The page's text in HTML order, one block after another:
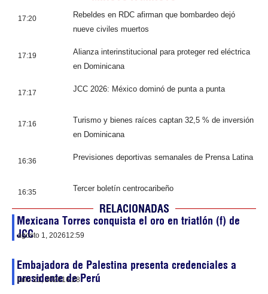
17:20
Rebeldes en RDC afirman que bombardeo dejó
nueve civiles muertos
17:19
Alianza interinstitucional para proteger red eléctrica
en Dominicana
17:17 JCC 2026: México dominó de punta a punta
17:16
Turismo y bienes raíces captan 32,5 % de inversión
en Dominicana
16:36 Previsiones deportivas semanales de Prensa Latina
16:35 Tercer boletín centrocaribeño
RELACIONADAS
Mexicana Torres conquista el oro en triatlón (f) de
JCC
agosto 1, 202612:59
Embajadora de Palestina presenta credenciales a
presidente de Perú
julio 21, 202616:28